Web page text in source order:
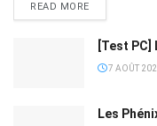
READ MORE
[Test PC]
7 AOÛT
Les